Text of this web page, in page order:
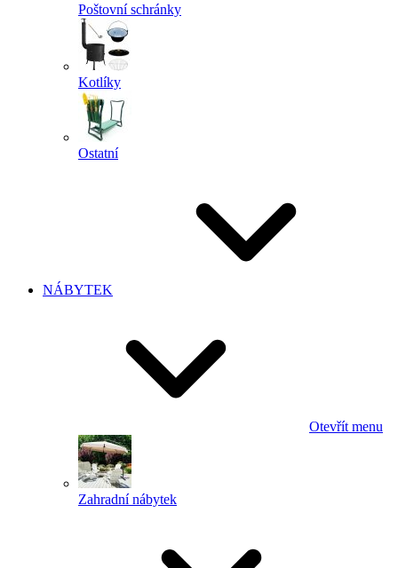
Poštovní schránky
Kotlíky
Ostatní
NÁBYTEK
Otevřít menu
Zahradní nábytek